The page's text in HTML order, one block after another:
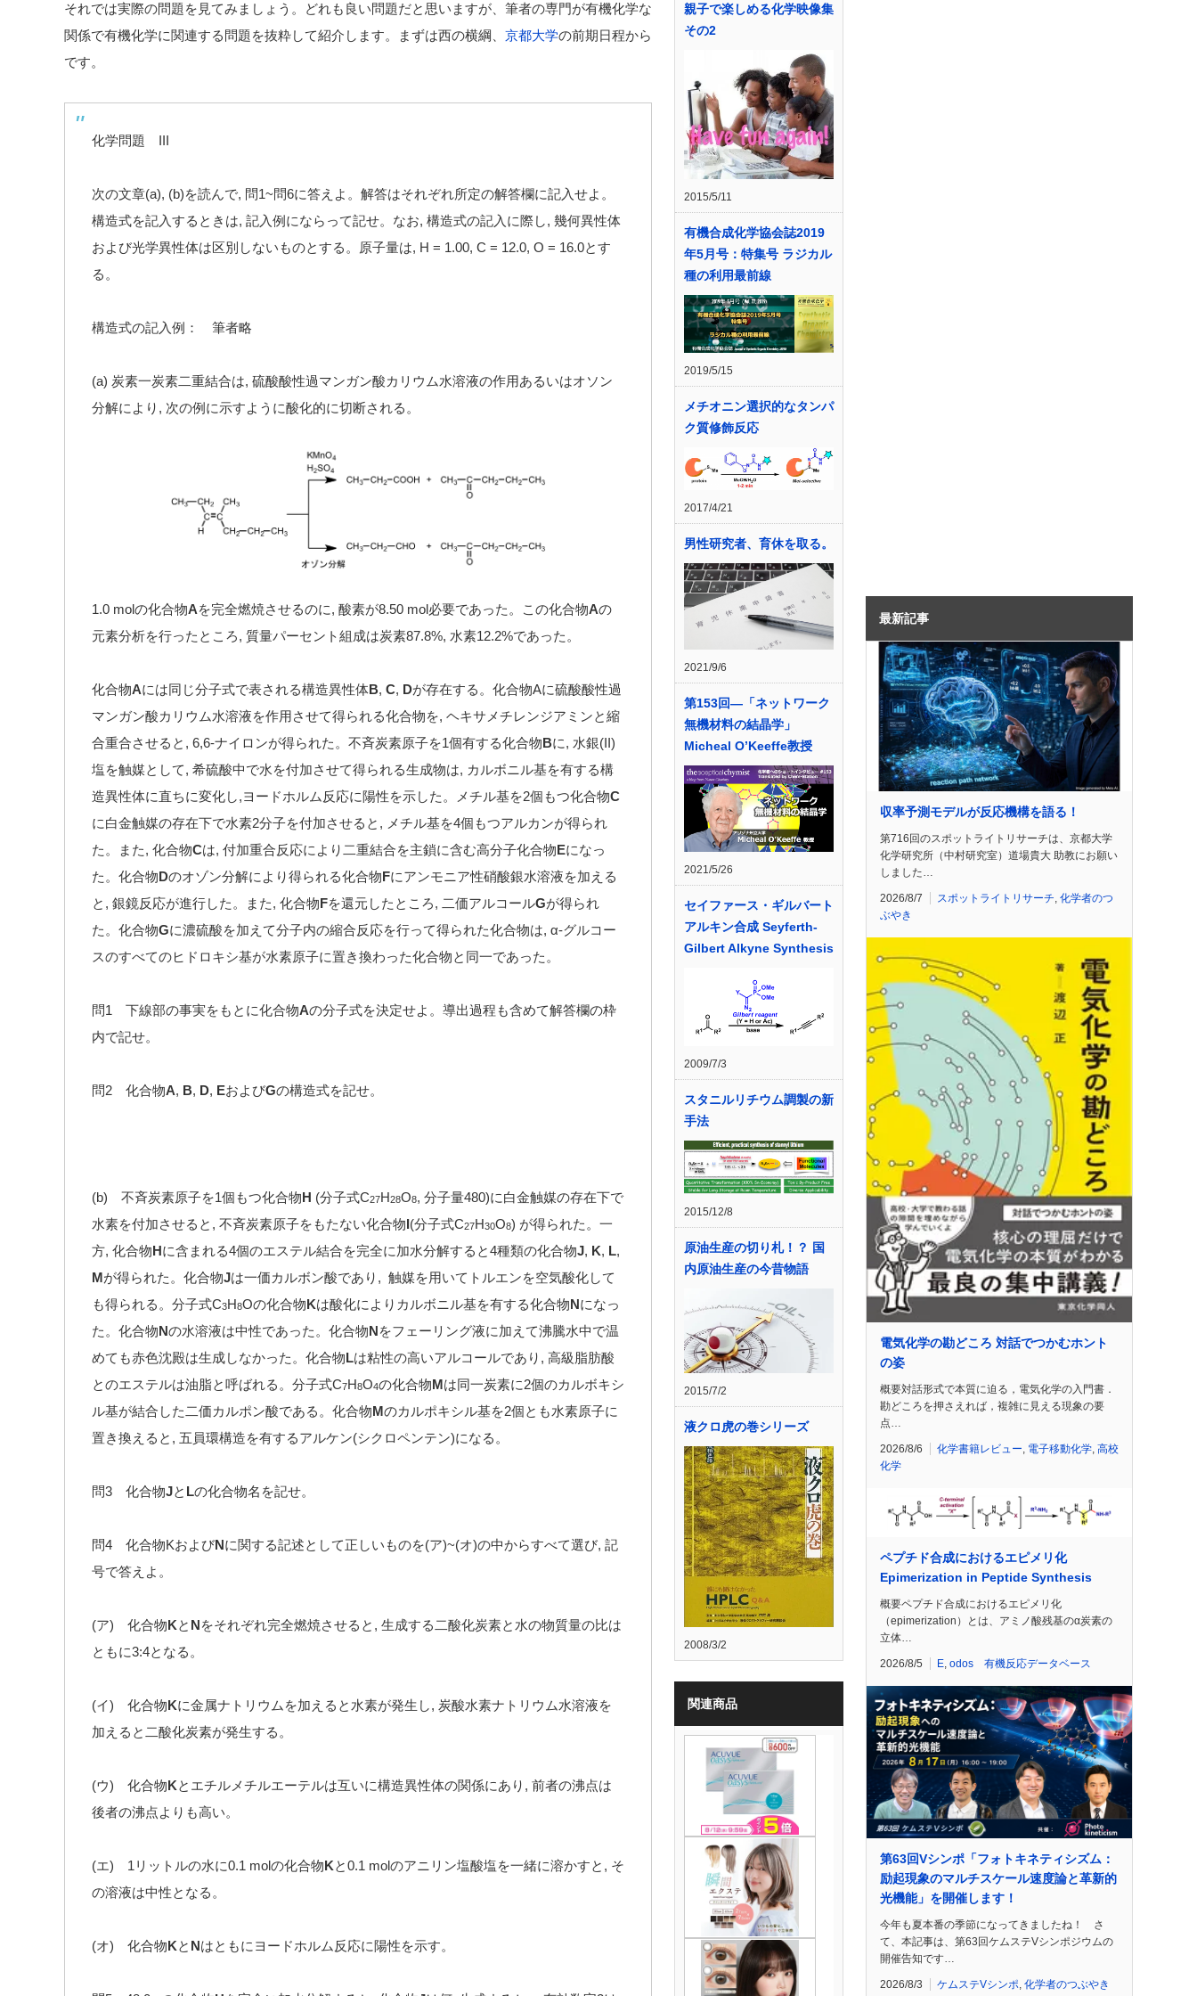
それでは実際の問題を見てみましょう。どれも良い問題だと思いますが、筆者の専門が有機化学な
関係で有機化学に関連する問題を抜粋して紹介します。まずは西の横綱、 京都大学の前期日程から
です。
化学問題 III
次の文章(a), (b)を読んで, 問1~問6に答えよ。解答はそれぞれ所定の解答欄に記入せよ。
構造式を記入するときは, 記入例にならって記せ。なお, 構造式の記入に際し, 幾何異性体
および光学異性体は区別しないものとする。原子量は, H = 1.00, C = 12.0, O = 16.0とす
る。
構造式の記入例： 筆者略
(a) 炭素一炭素二重結合は, 硫酸酸性過マンガン酸カリウム水溶液の作用あるいはオソン
分解により, 次の例に示すように酸化的に切断される。
1.0 molの化合物Aを完全燃焼させるのに, 酸素が8.50 mol必要であった。この化合物Aの
元素分析を行ったところ, 質量パーセント組成は炭素87.8%, 水素12.2%であった 。
化合物Aには同じ分子式で表される構造異性体B, C, Dが存在する。化合物Aに硫酸酸性過
マンガン酸カリウム水溶液を作用させて得られる化合物を, ヘキサメチレンジアミンと縮
合重合させると, 6,6-ナイロンが得られた。不斉炭素原子を1個有する化合物Bに, 水銀(II)
塩を触媒として, 希硫酸中で水を付加させて得られる生成物は, カルボニル基を有する構
造異性体に直ちに変化し,ヨードホルム反応に陽性を示した。メチル基を2個もつ化合物C
に白金触媒の存在下で水素2分子を付加させると, メチル基を4個もつアルカンが得られ
た。また, 化合物Cは, 付加重合反応により二重結合を主鎖に含む高分子化合物Eになっ
た。化合物Dのオゾン分解により得られる化合物Fにアンモニア性硝酸銀水溶液を加える
と, 銀鏡反応が進行した。また, 化合物Fを還元したところ, 二価アルコールGが得られ
た。化合物Gに濃硫酸を加えて分子内の縮合反応を行って得られた化合物は, α-グルコー
スのすべてのヒドロキシ基が水素原子に置き換わった化合物と同一であった。
問1 下線部の事実をもとに化合物Aの分子式を決定せよ。導出過程も含めて解答欄の枠
内で記せ。
問2 化合物A, B, D, EおよびGの構造式を記せ。
(b) 不斉炭素原子を1個もつ化合物H (分子式C27H28O8, 分子量480)に白金触媒の存在下で
水素を付加させると, 不斉炭素原子をもたない化合物I(分子式C27H30O8) が得られた。一
方, 化合物Hに含まれる4個のエステル結合を完全に加水分解すると4種類の化合物J, K, L,
Mが得られた。化合物Jは一価カルボン酸であり, 触媒を用いてトルエンを空気酸化して
も得られる。分子式C3H8Oの化合物Kは酸化によりカルボニル基を有する化合物Nになっ
た。化合物Nの水溶液は中性であった。化合物Nをフェーリング液に加えて沸騰水中で温
めても赤色沈殿は生成しなかった。化合物Lは粘性の高いアルコールであり, 高級脂肪酸
とのエステルは油脂と呼ばれる。分子式C7H8O4の化合物Mは同一炭素に2個のカルボキシ
ル基が結合した二価カルポン酸である。化合物Mのカルポキシル基を2個とも水素原子に
置き換えると, 五員環構造を有するアルケン(シクロペンテン)になる。
問3 化合物Jと Lの化合物名を記せ。
問4 化合物KおよびNに関する記述として正しいものを(ア)~(オ)の中からすべて選び, 記
号で答えよ。
(ア) 化合物Kと Nをそれぞれ完全燃焼させると, 生成する二酸化炭素と水の物質量の比は
ともに3:4となる。
(イ) 化合物Kに金属ナトリウムを加えると水素が発生し, 炭酸水素ナトリウム水溶液を
加えると二酸化炭素が発生する。
(ウ) 化合物Kとエチルメチルエーテルは互いに構造異性体の関係にあり, 前者の沸点は
後者の沸点よりも高い。
(エ) 1リットルの水に0.1 molの化合物Kと0.1 molのアニリン塩酸塩を一緒に溶かすと, そ
の溶液は中性となる。
(オ) 化合物Kと Nはともにヨードホルム反応に陽性を示す。
親子で楽しめる化学映像集
その2
2015/5/11
有機合成化学協会誌2019
年5月号：特集号 ラジカル
種の利用最前線
2019/5/15
メチオニン選択的なタンパ
ク質修飾反応
2017/4/21
男性研究者、育休を取る。
2021/9/6
第153回―「ネットワーク
無機材料の結晶学」
Micheal O’Keeffe教授
2021/5/26
セイファース・ギルバート
アルキン合成 Seyferth-
Gilbert Alkyne Synthesis
2009/7/3
スタニルリチウム調製の新
手法
2015/12/8
原油生産の切り札！？ 国
内原油生産の今昔物語
2015/7/2
液クロ虎の巻シリーズ
2008/3/2
関連商品
最新記事
収率予測モデルが反応機構を語る！
第716回のスポットライトリサーチは、京都大学
化学研究所（中村研究室）道場貴大 助教にお願い
しました…
2026/8/7 スポットライトリサーチ 化学者のつ
ぶやき
電気化学の勘どころ 対話でつかむホント
の姿
概要対話形式で本質に迫る，電気化学の入門書．
勘どころを押さえれば，複雑に見える現象の要
点…
2026/8/6 化学書籍レビュー 電子移動化学 高校
化学
ペプチド合成におけるエピメリ化
Epimerization in Peptide Synthesis
概要ペプチド合成におけるエピメリ化
（epimerization）とは、アミノ酸残基のα炭素の
立体…
2026/8/5 E odos 有機反応データベース
第63回Vシンポ「フォトキネティシズム：
励起現象のマルチスケール速度論と革新的
光機能」を開催します！
今年も夏本番の季節になってきましたね！ さ
て、本記事は、第63回ケムステVシンポジウムの
開催告知です…
2026/8/3 ケムステVシンポ, 化学者のつぶやき